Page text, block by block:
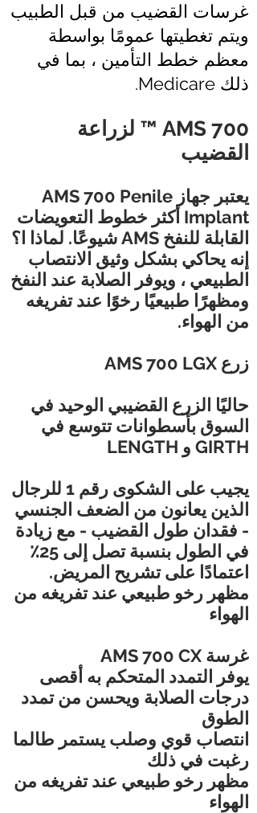
غرسات القضيب من قبل الطبيب
ويتم تغطيتها عمومًا بواسطة
معظم خطط التأمين ، بما في
ذلك Medicare.
AMS 700 ™ لزراعة
القضيب
يعتبر جهاز AMS 700 Penile
Implant أكثر خطوط التعويضات
القابلة للنفخ AMS شيوعًا. لماذا ا؟
إنه يحاكي بشكل وثيق الانتصاب
الطبيعي ، ويوفر الصلابة عند النفخ
ومظهرًا طبيعيًا رخوًا عند تفريغه
من الهواء.
زرع AMS 700 LGX
حاليًا الزرع القضيبي الوحيد في
السوق بأسطوانات تتوسع في
GIRTH و LENGTH
يجيب على الشكوى رقم 1 للرجال
الذين يعانون من الضعف الجنسي
- فقدان طول القضيب - مع زيادة
في الطول بنسبة تصل إلى 25٪
اعتمادًا على تشريح المريض.
مظهر رخو طبيعي عند تفريغه من
الهواء
غرسة AMS 700 CX
يوفر التمدد المتحكم به أقصى
درجات الصلابة ويحسن من تمدد
الطوق
انتصاب قوي وصلب يستمر طالما
رغبت في ذلك
مظهر رخو طبيعي عند تفريغه من
الهواء